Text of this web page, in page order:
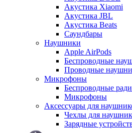
Акустика Xiaomi
Акустика JBL
Акустика Beats
Саундбары
Наушники
Apple AirPods
Беспроводные
Проводные
Микрофоны
Беспроводные
Микрофоны
Аксессуары для
Чехлы для
Зарядные